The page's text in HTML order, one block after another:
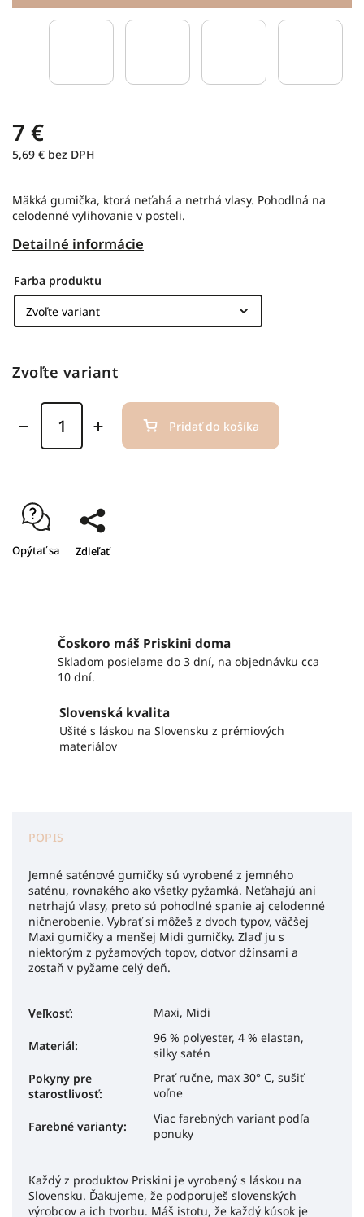
7 €
5,69 € bez DPH
Mäkká gumička, ktorá neťahá a netrhá vlasy. Pohodlná na
celodenné vylihovanie v posteli.
Detailné informácie
Farba produktu
Zvoľte variant
Pridať do košíka
Opýtať sa Zdieľať
Čoskoro máš Priskini doma
Skladom posielame do 3 dní, na objednávku cca
10 dní.
Slovenská kvalita
Ušité s láskou na Slovensku z prémiových
materiálov
POPIS
Jemné saténové gumičky sú vyrobené z jemného
saténu, rovnakého ako všetky pyžamká. Neťahajú ani
netrhajú vlasy, preto sú pohodlné spanie aj celodenné
ničnerobenie. Vybrať si môžeš z dvoch typov, väčšej
Maxi gumičky a menšej Midi gumičky. Zlaď ju s
niektorým z pyžamových topov, dotvor džínsami a
zostaň v pyžame celý deň.
Veľkosť: Maxi, Midi
Materiál:
96 % polyester, 4 % elastan,
silky satén
Pokyny pre
starostlivosť:
Prať ručne, max 30° C, sušiť
voľne
Farebné varianty:
Viac farebných variant podľa
ponuky
Každý z produktov Priskini je vyrobený s láskou na
Slovensku. Ďakujeme, že podporuješ slovenských
výrobcov a ich tvorbu. Máš istotu, že každý kúsok je